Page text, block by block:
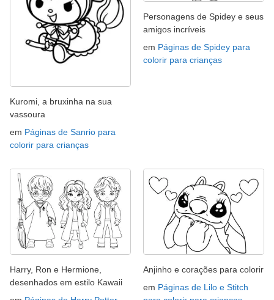
Kuromi, a bruxinha na sua
vassoura
em Páginas de Sanrio para
colorir para crianças
Personagens de Spidey e seus
amigos incríveis
em Páginas de Spidey para
colorir para crianças
Harry, Ron e Hermione,
desenhados em estilo Kawaii
Anjinho e corações para colorir
em Páginas de Lilo e Stitch